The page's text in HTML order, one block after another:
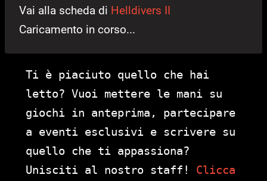
Vai alla scheda di Helldivers II
Caricamento in corso...
Ti è piaciuto quello che hai
letto? Vuoi mettere le mani su
giochi in anteprima, partecipare
a eventi esclusivi e scrivere su
quello che ti appassiona?
Unisciti al nostro staff! Clicca